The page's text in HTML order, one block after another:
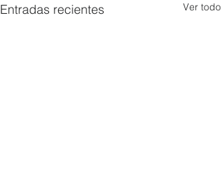
Entradas recientes Ver todo